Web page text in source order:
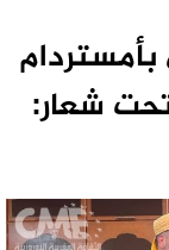
بأمستردام
شعار: